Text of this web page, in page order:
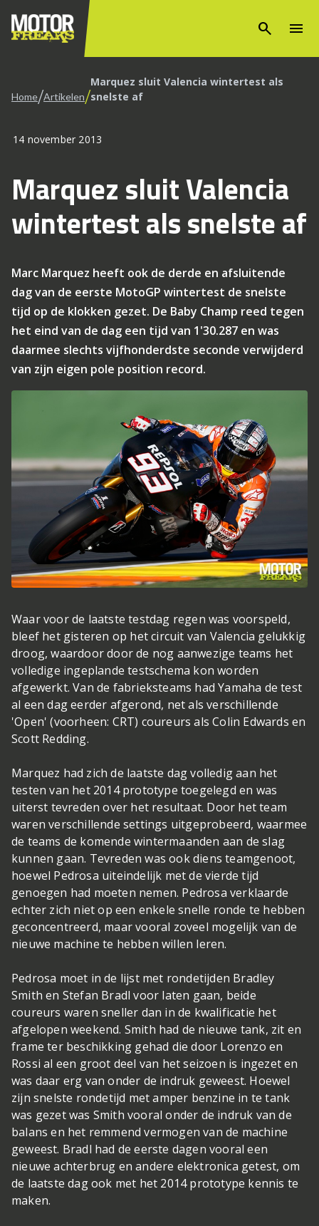
search menu
Home/Artikelen/Marquez sluit Valencia wintertest als
snelste af
14 november 2013
Marquez sluit Valencia
wintertest als snelste af
Marc Marquez heeft ook de derde en afsluitende
dag van de eerste MotoGP wintertest de snelste
tijd op de klokken gezet. De Baby Champ reed tegen
het eind van de dag een tijd van 1'30.287 en was
daarmee slechts vijfhonderdste seconde verwijderd
van zijn eigen pole position record.
Waar voor de laatste testdag regen was voorspeld,
bleef het gisteren op het circuit van Valencia gelukkig
droog, waardoor door de nog aanwezige teams het
volledige ingeplande testschema kon worden
afgewerkt. Van de fabrieksteams had Yamaha de test
al een dag eerder afgerond, net als verschillende
'Open' (voorheen: CRT) coureurs als Colin Edwards en
Scott Redding.
Marquez had zich de laatste dag volledig aan het
testen van het 2014 prototype toegelegd en was
uiterst tevreden over het resultaat. Door het team
waren verschillende settings uitgeprobeerd, waarmee
de teams de komende wintermaanden aan de slag
kunnen gaan. Tevreden was ook diens teamgenoot,
hoewel Pedrosa uiteindelijk met de vierde tijd
genoegen had moeten nemen. Pedrosa verklaarde
echter zich niet op een enkele snelle ronde te hebben
geconcentreerd, maar vooral zoveel mogelijk van de
nieuwe machine te hebben willen leren.
Pedrosa moet in de lijst met rondetijden Bradley
Smith en Stefan Bradl voor laten gaan, beide
coureurs waren sneller dan in de kwalificatie het
afgelopen weekend. Smith had de nieuwe tank, zit en
frame ter beschikking gehad die door Lorenzo en
Rossi al een groot deel van het seizoen is ingezet en
was daar erg van onder de indruk geweest. Hoewel
zijn snelste rondetijd met amper benzine in te tank
was gezet was Smith vooral onder de indruk van de
balans en het remmend vermogen van de machine
geweest. Bradl had de eerste dagen vooral een
nieuwe achterbrug en andere elektronica getest, om
de laatste dag ook met het 2014 prototype kennis te
maken.